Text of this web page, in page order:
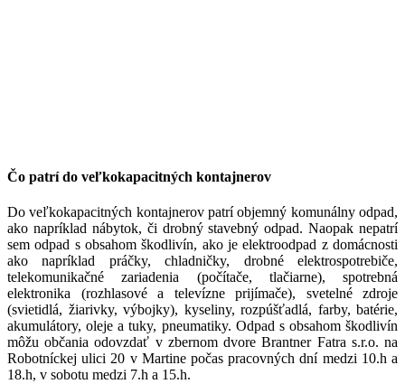
Čo patrí do veľkokapacitných kontajnerov
Do veľkokapacitných kontajnerov patrí objemný komunálny odpad,
ako napríklad nábytok, či drobný stavebný odpad. Naopak nepatrí
sem odpad s obsahom škodlivín, ako je elektroodpad z domácnosti
ako napríklad práčky, chladničky, drobné elektrospotrebiče,
telekomunikačné zariadenia (počítače, tlačiarne), spotrebná
elektronika (rozhlasové a televízne prijímače), svetelné zdroje
(svietidlá, žiarivky, výbojky), kyseliny, rozpúšťadlá, farby, batérie,
akumulátory, oleje a tuky, pneumatiky. Odpad s obsahom škodlivín
môžu občania odovzdať v zbernom dvore Brantner Fatra s.r.o. na
Robotníckej ulici 20 v Martine počas pracovných dní medzi 10.h a
18.h, v sobotu medzi 7.h a 15.h.